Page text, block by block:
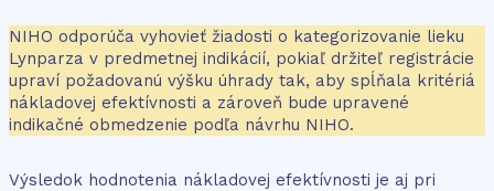
NIHO odporúča vyhovieť žiadosti o kategorizovanie lieku
Lynparza v predmetnej indikácií, pokiaľ držiteľ registrácie
upraví požadovanú výšku úhrady tak, aby spĺňala kritériá
nákladovej efektívnosti a zároveň bude upravené
indikačné obmedzenie podľa návrhu NIHO.
Výsledok hodnotenia nákladovej efektívnosti je aj pri